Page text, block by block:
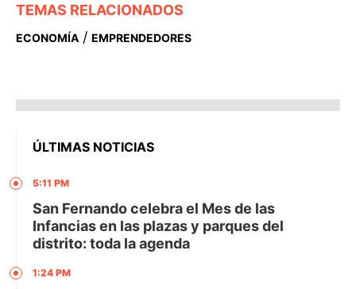
TEMAS RELACIONADOS
ECONOMÍA / EMPRENDEDORES
ÚLTIMAS NOTICIAS
5:11 PM
San Fernando celebra el Mes de las
Infancias en las plazas y parques del
distrito: toda la agenda
1:24 PM